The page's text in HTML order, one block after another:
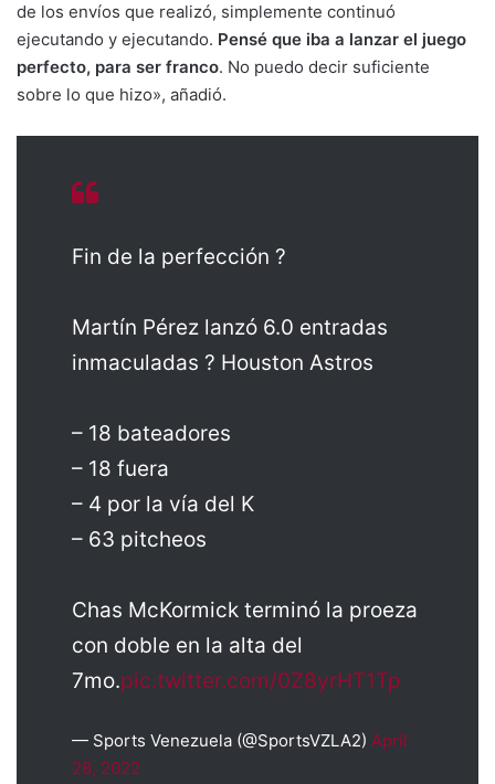
de los envíos que realizó, simplemente continuó
ejecutando y ejecutando. Pensé que iba a lanzar el juego
perfecto, para ser franco. No puedo decir suficiente
sobre lo que hizo», añadió.
Fin de la perfección ?
Martín Pérez lanzó 6.0 entradas
inmaculadas ? Houston Astros
– 18 bateadores
– 18 fuera
– 4 por la vía del K
– 63 pitcheos
Chas McKormick terminó la proeza
con doble en la alta del
7mo.pic.twitter.com/0Z8yrHT1Tp
— Sports Venezuela (@SportsVZLA2) April
28, 2022